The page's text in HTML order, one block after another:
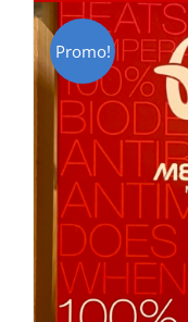
Promo!